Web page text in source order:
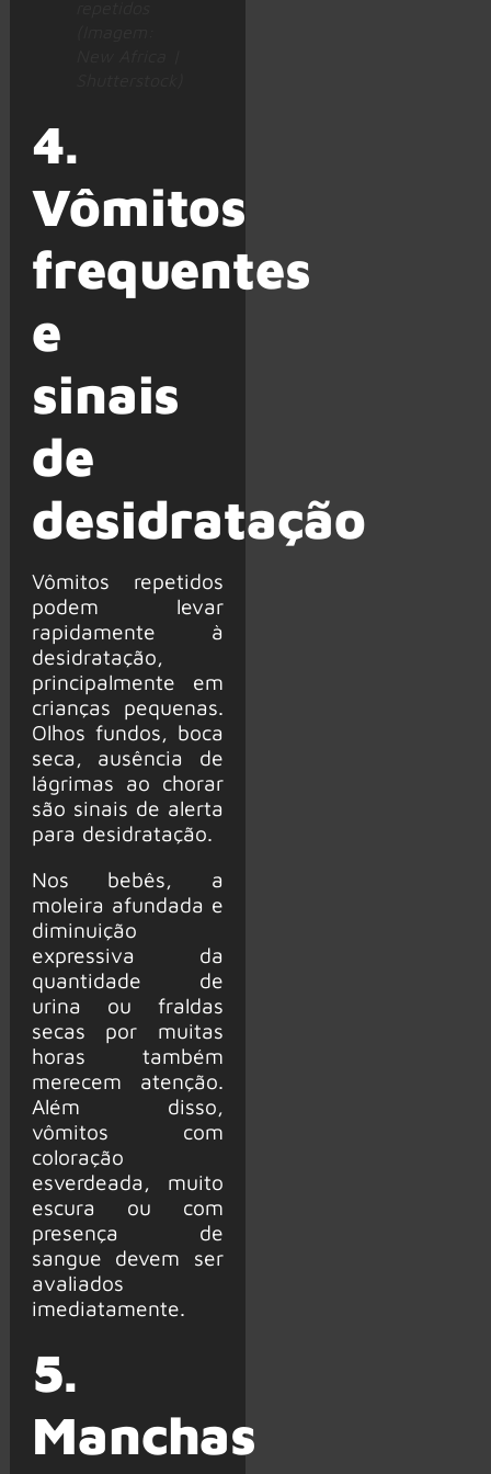
4.
Vômitos
frequentes
e
sinais
de
desidratação
Vômitos repetidos
podem levar
rapidamente à
desidratação,
principalmente em
crianças pequenas.
Olhos fundos, boca
seca, ausência de
lágrimas ao chorar
são sinais de alerta
para desidratação.
Nos bebês, a
moleira afundada e
diminuição
expressiva da
quantidade de
urina ou fraldas
secas por muitas
horas também
merecem atenção.
Além disso,
vômitos com
coloração
esverdeada, muito
escura ou com
presença de
sangue devem ser
avaliados
imediatamente.
5.
Manchas